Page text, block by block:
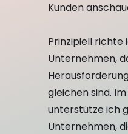
Kunden
Prinzipiell richte
Unternehmen,
gleichen sind.
unterstütze ich
Unternehmen,